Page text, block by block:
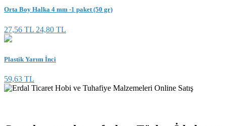
Orta Boy Halka 4 mm -1 paket (50 gr)
27,56 TL 24,80 TL
Plastik Yarım İnci
59,63 TL